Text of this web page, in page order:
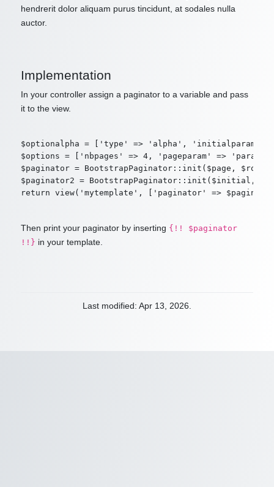
hendrerit dolor aliquam purus tincidunt, at sodales nulla
auctor.
Implementation
In your controller assign a paginator to a variable and pass
it to the view.
$optionalpha = ['type' => 'alpha', 'initialparam'
$options = ['nbpages' => 4, 'pageparam' =>
$paginator = BootstrapPaginator::init($page,
$paginator2 = BootstrapPaginator::init($initial,
Then print your paginator by inserting {!! $paginator
!!} in your template.
Last modified: Apr 13, 2026.